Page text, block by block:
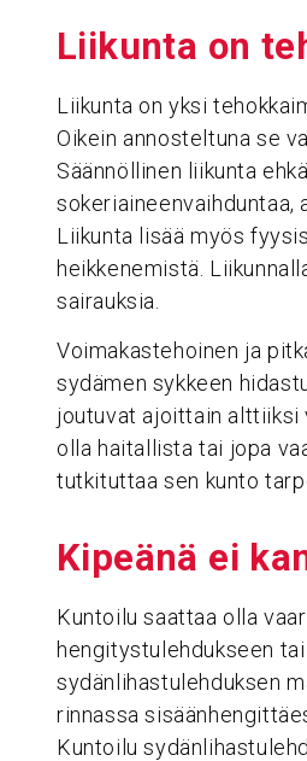
Liikunta on
Liikunta on yksi
Oikein annosteltuna se
Säännöllinen liikunta
sokeriaineenvaihduntaa,
Liikunta lisää myös
heikkenemistä.
sairauksia.
Voimakastehoinen ja
sydämen sykkeen
joutuvat ajoittain alttiiksi
olla haitallista tai jopa
tutkituttaa sen kunto
Kipeänä ei
Kuntoilu saattaa olla
hengitystulehdukseen
sydänlihastulehduksen
rinnassa
Kuntoilu